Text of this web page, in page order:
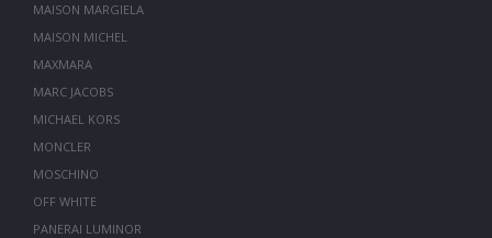
MAISON MARGIELA
MAISON MICHEL
MAXMARA
MARC JACOBS
MICHAEL KORS
MONCLER
MOSCHINO
OFF WHITE
PANERAI LUMINOR